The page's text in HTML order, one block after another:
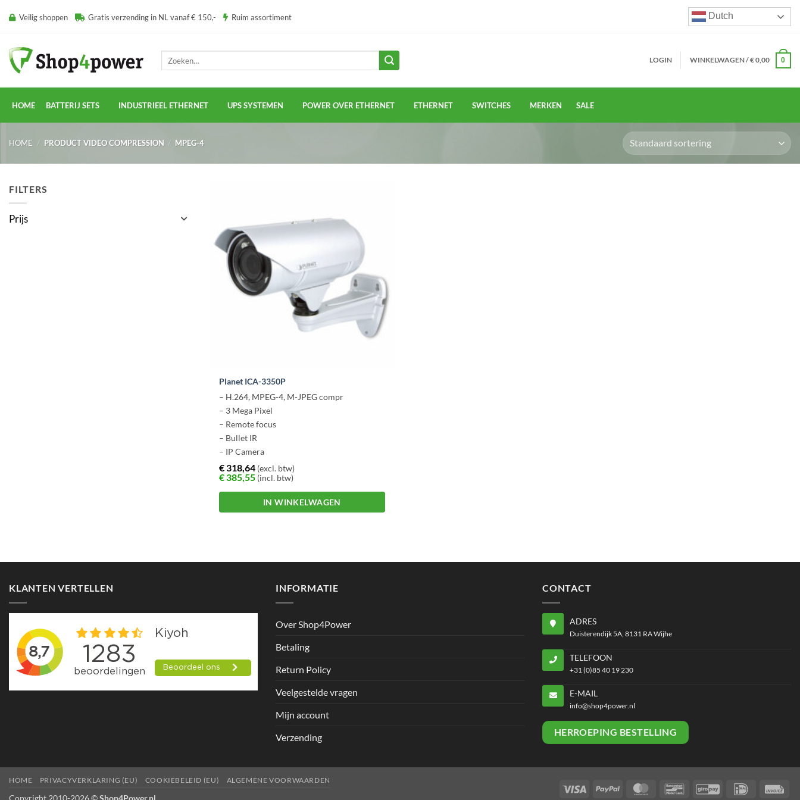
naar Veilig shoppen Gratis verzending in NL vanaf € 150,- Ruim assortiment Dutch
LOGIN WINKELWAGEN /€0,00 0
HOME BATTERIJ SETS INDUSTRIEEL ETHERNET UPS SYSTEMEN POWER OVER ETHERNET ETHERNET SWITCHES MERKEN SALE
HOME / PRODUCT VIDEO COMPRESSION / MPEG-4
FILTERS
Prijs
Planet ICA-3350P
– H.264, MPEG-4, M-JPEG compr
– 3 Mega Pixel
– Remote focus
– Bullet IR
– IP Camera
€318,64 (excl. btw)
€385,55 (incl. btw)
IN WINKELWAGEN
KLANTEN VERTELLEN INFORMATIE
Over Shop4Power
Betaling
Return Policy
Veelgestelde vragen
Mijn account
Verzending
CONTACT
ADRES
Duisterendijk 5A, 8131 RA Wijhe
TELEFOON
+31 (0)85 40 19 230
E-MAIL
info@shop4power.nl
HERROEPING BESTELLING
Visa PayPal MasterCardBancontactGiroPay IDeal
HOME PRIVACYVERKLARING (EU) COOKIEBELEID (EU) ALGEMENE VOORWAARDEN